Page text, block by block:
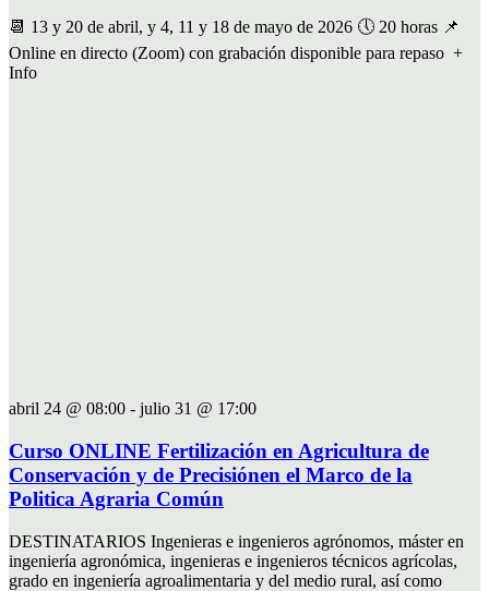
📆 13 y 20 de abril, y 4, 11 y 18 de mayo de 2026 🕔 20 horas 📌
Online en directo (Zoom) con grabación disponible para repaso +
Info
abril 24 @ 08:00 - julio 31 @ 17:00
Curso ONLINE Fertilización en Agricultura de
Conservación y de Precisiónen el Marco de la
Politica Agraria Común
DESTINATARIOS Ingenieras e ingenieros agrónomos, máster en
ingeniería agronómica, ingenieras e ingenieros técnicos agrícolas,
grado en ingeniería agroalimentaria y del medio rural, así como